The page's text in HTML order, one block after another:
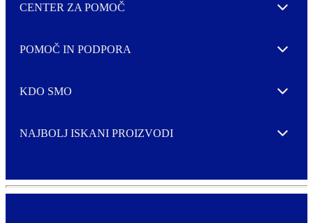
CENTER ZA POMOČ Expand
POMOČ IN PODPORA Expand
KDO SMO Expand
NAJBOLJ ISKANI PROIZVODI Expand